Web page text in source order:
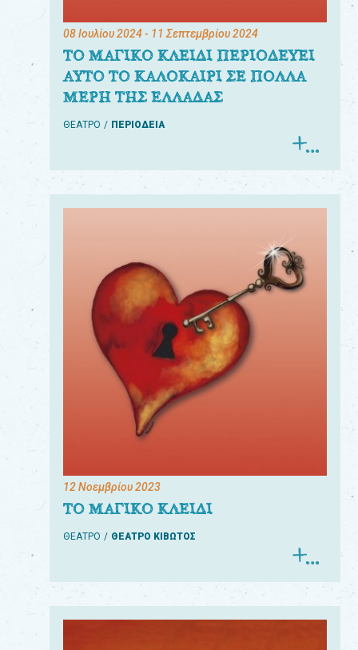
08 Ιουλίου 2024- 11 Σεπτεμβρίου 2024
ΤΟ ΜΑΓΙΚΟ ΚΛΕΙΔΙ ΠΕΡΙΟΔΕΥΕΙ
ΑΥΤΟ ΤΟ ΚΑΛΟΚΑΙΡΙ ΣΕ ΠΟΛΛΑ
ΜΕΡΗ ΤΗΣ ΕΛΛΑΔΑΣ
ΘΕΑΤΡΟ ΠΕΡΙΟΔΕΙΑ
12 Νοεμβρίου 2023
ΤΟ ΜΑΓΙΚΟ ΚΛΕΙΔΙ
ΘΕΑΤΡΟ ΘΕΑΤΡΟ ΚΙΒΩΤΟΣ